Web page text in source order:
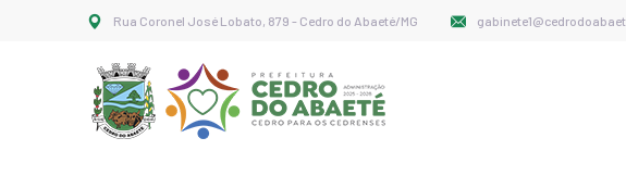
Rua Coronel José Lobato, 879 - Cedro do Abaeté/MG